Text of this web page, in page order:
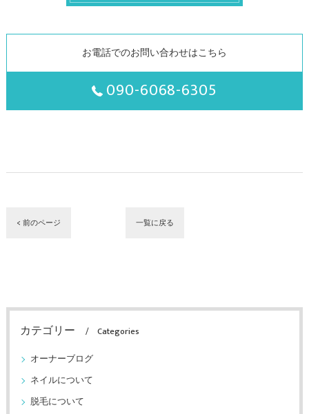
お電話でのお問い合わせはこちら
090-6068-6305
< 前のページ 一覧に戻る
カテゴリー
Categories
オーナーブログ
ネイルについて
脱毛について